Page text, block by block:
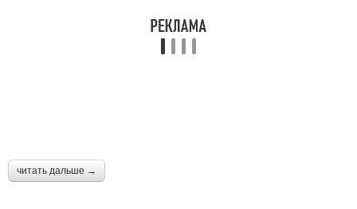
читать дальше →